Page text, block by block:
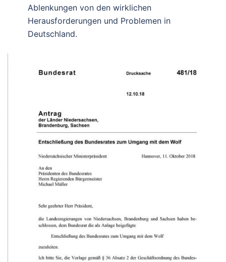
Ablenkungen von den wirklichen
Herausforderungen und Problemen in
Deutschland.